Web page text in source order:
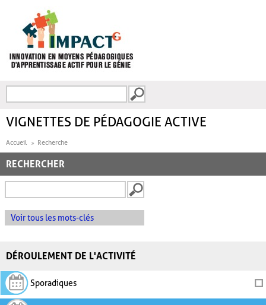
FORMULAIRE DE
VIGNETTES DE PÉDAGOGIE ACTIVE
Accueil Recherche
RECHERCHER
Voir tous les mots-clés
DÉROULEMENT DE L'ACTIVITÉ
Sporadiques